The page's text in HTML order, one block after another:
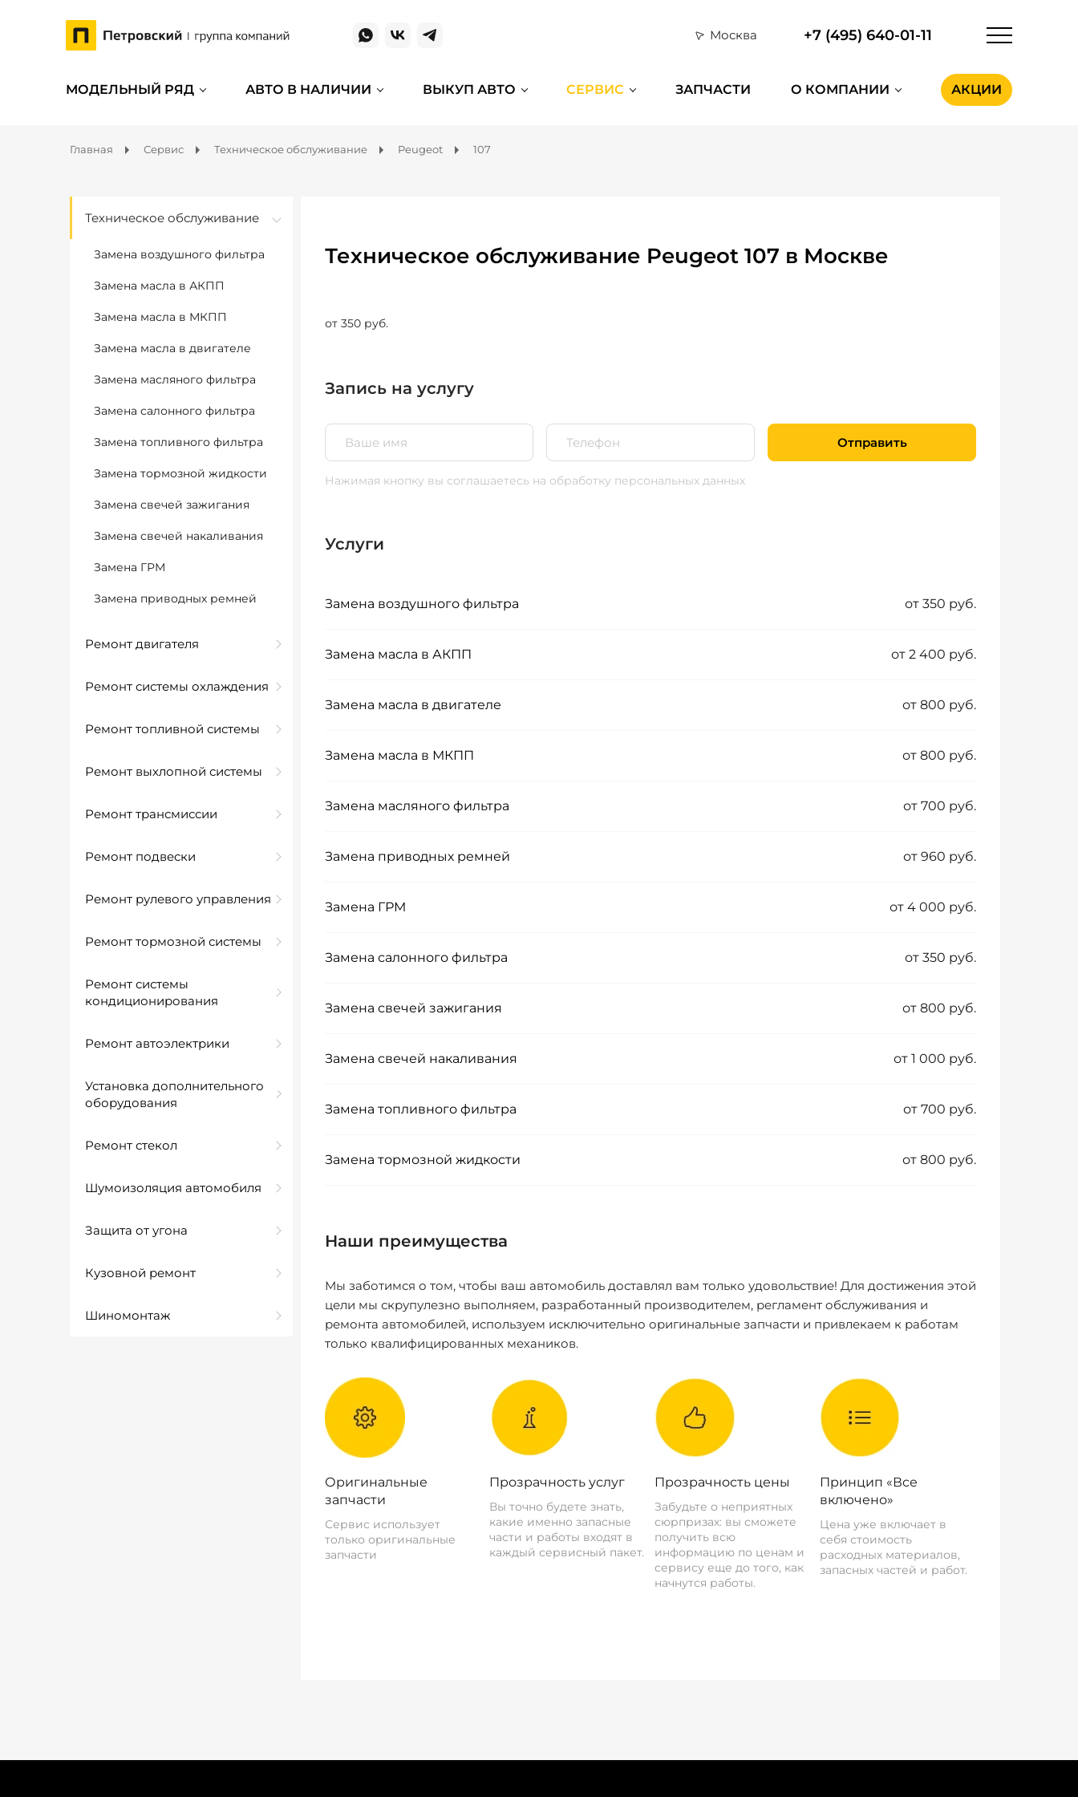
Москва +7 (495) 640-01-11
МОДЕЛЬНЫЙ РЯД АВТО В НАЛИЧИИ ВЫКУП АВТО СЕРВИС ЗАПЧАСТИ О КОМПАНИИ АКЦИИ
Главная Сервис Техническое обслуживание Peugeot 107
Техническое обслуживание
Замена воздушного фильтра
Замена масла в АКПП
Замена масла в МКПП
Замена масла в двигателе
Замена масляного фильтра
Замена салонного фильтра
Замена топливного фильтра
Замена тормозной жидкости
Замена свечей зажигания
Замена свечей накаливания
Замена ГРМ
Замена приводных ремней
Ремонт двигателя
Ремонт системы охлаждения
Ремонт топливной системы
Ремонт выхлопной системы
Ремонт трансмиссии
Ремонт подвески
Ремонт рулевого управления
Ремонт тормозной системы
Ремонт системы
кондиционирования
Ремонт автоэлектрики
Установка дополнительного
оборудования
Ремонт стекол
Шумоизоляция автомобиля
Защита от угона
Кузовной ремонт
Шиномонтаж
Техническое обслуживание Peugeot 107 в Москве
от 350 руб.
Запись на услугу
Отправить
Нажимая кнопку вы соглашаетесь на обработку персональных данных
Услуги
Замена воздушного фильтра от 350 руб.
Замена масла в АКПП от 2 400 руб.
Замена масла в двигателе от 800 руб.
Замена масла в МКПП от 800 руб.
Замена масляного фильтра от 700 руб.
Замена приводных ремней от 960 руб.
Замена ГРМ от 4 000 руб.
Замена салонного фильтра от 350 руб.
Замена свечей зажигания от 800 руб.
Замена свечей накаливания от 1 000 руб.
Замена топливного фильтра от 700 руб.
Замена тормозной жидкости от 800 руб.
Наши преимущества
Мы заботимся о том, чтобы ваш автомобиль доставлял вам только удовольствие! Для достижения этой
цели мы скрупулезно выполняем, разработанный производителем, регламент обслуживания и
ремонта автомобилей, используем исключительно оригинальные запчасти и привлекаем к работам
только квалифицированных механиков.
Оригинальные
запчасти
Сервис использует
только оригинальные
запчасти
Прозрачность услуг
Вы точно будете знать,
какие именно запасные
части и работы входят в
каждый сервисный пакет.
Прозрачность цены
Забудьте о неприятных
сюрпризах: вы сможете
получить всю
информацию по ценам и
сервису еще до того, как
начнутся работы.
Принцип «Все
включено»
Цена уже включает в
себя стоимость
расходных материалов,
запасных частей и работ.